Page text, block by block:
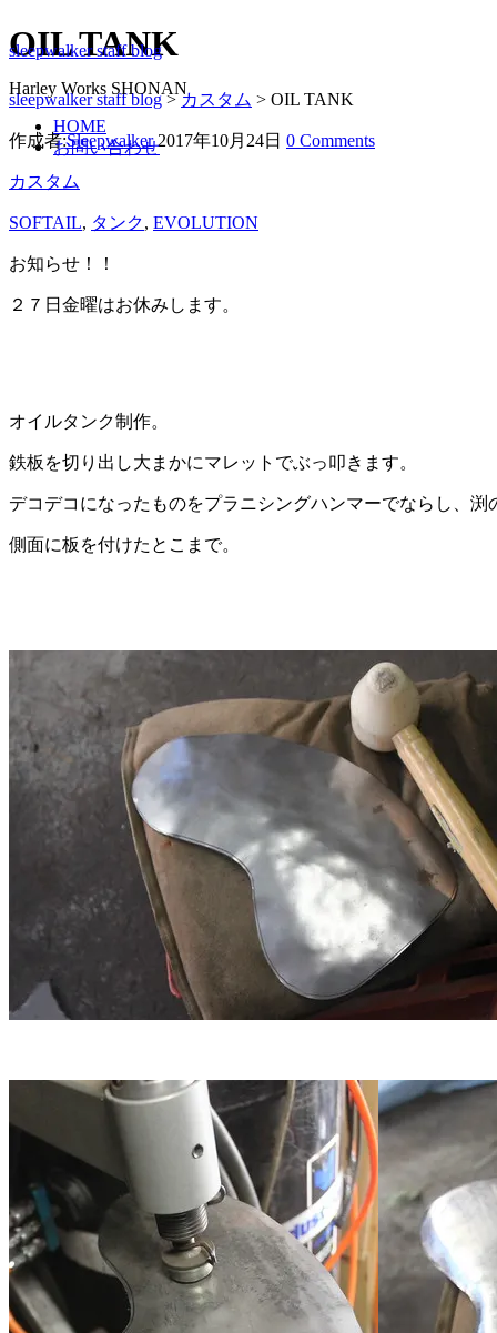
sleepwalker staff blog
Harley Works SHONAN
HOME
お問い合わせ
OIL TANK
sleepwalker staff blog> カスタム > OIL TANK
作成者:Sleepwalker 2017年10月24日 0 Comments
カスタム
SOFTAIL, タンク, EVOLUTION
お知らせ！！
２７日金曜はお休みします。
オイルタンク制作。
鉄板を切り出し大まかにマレットでぶっ叩きます。
デコデコになったものをプラニシングハンマーでならし、渕
側面に板を付けたとこまで。